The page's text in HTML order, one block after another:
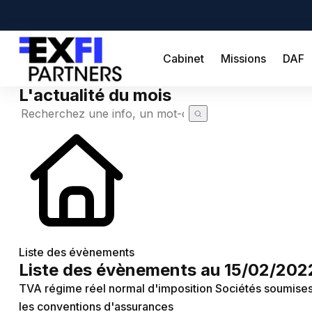
Cabinet Missions DAF
Cabinet
DAF
Créateur
Simulateurs
Recherche de code APE
Chômage partiel
Actualité à la une
Calendrier fiscal
Demande de devis
L'actualité du mois
Liste des évènements
Liste des évènements au 15/02/
TVA régime réel normal d'imposition Sociétés
les conventions d'assurances